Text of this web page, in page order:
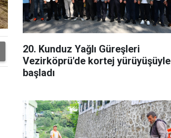
20. Kunduz Yağlı Güreşleri
Vezirköprü'de kortej yürüyüşüyle
başladı